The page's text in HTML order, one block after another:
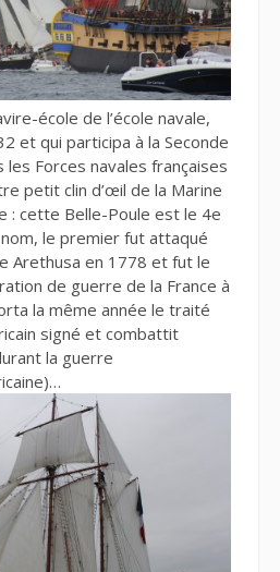
école de l’école navale,
et qui participa à la Seconde
les Forces navales françaises
petit clin d’œil de la Marine
: cette Belle-Poule est le 4e
le premier fut attaqué
Arethusa en 1778 et fut le
de guerre de la France à
la même année le traité
signé et combattit
la guerre